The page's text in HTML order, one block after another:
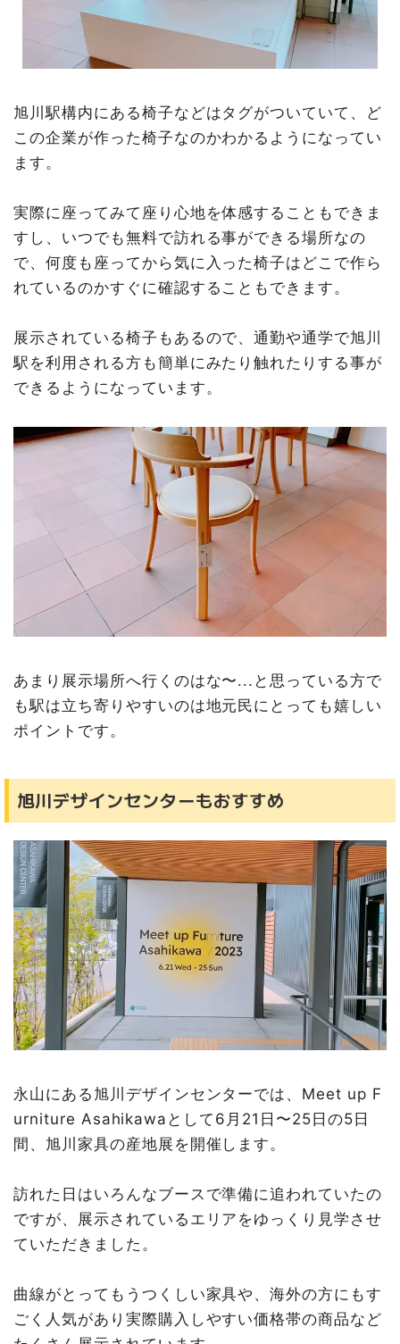
旭川駅構内にある椅子などはタグがついていて、ど
この企業が作った椅子なのかわかるようになってい
ます。
実際に座ってみて座り心地を体感することもできま
すし、いつでも無料で訪れる事ができる場所なの
で、何度も座ってから気に入った椅子はどこで作ら
れているのかすぐに確認することもできます。
展示されている椅子もあるので、通勤や通学で旭川
駅を利用される方も簡単にみたり触れたりする事が
できるようになっています。
あまり展示場所へ行くのはな〜...と思っている方で
も駅は立ち寄りやすいのは地元民にとっても嬉しい
ポイントです。
旭川デザインセンターもおすすめ
永山にある旭川デザインセンターでは、Meet up F
urniture Asahikawaとして6月21日〜25日の5日
間、旭川家具の産地展を開催します。
訪れた日はいろんなブースで準備に追われていたの
ですが、展示されているエリアをゆっくり見学させ
ていただきました。
曲線がとってもうつくしい家具や、海外の方にもす
ごく人気があり実際購入しやすい価格帯の商品など